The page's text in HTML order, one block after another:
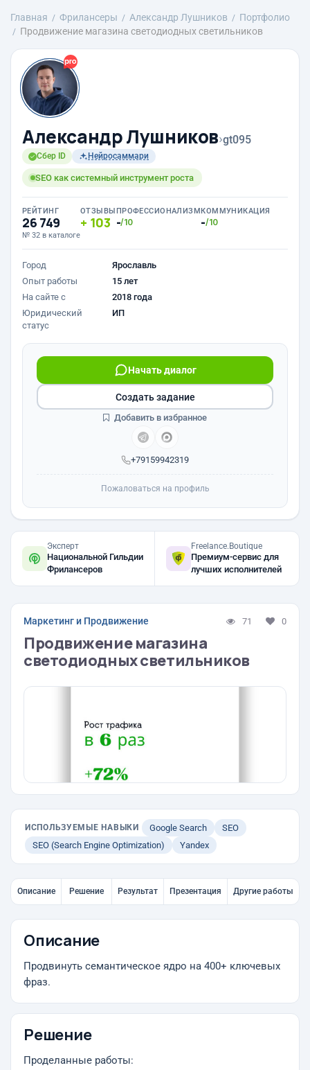
Главная Фрилансеры Александр Лушников
Портфолио
Продвижение магазина светодиодных светильников
Александр Лушников›gt095
Сбер ID Нейросаммари
SEO как системный инструмент роста
РЕЙТИНГ
26 749
№ 32 в каталоге
ОТЗЫВЫ
103
ПРОФЕССИОНАЛИЗМ
-/10
КОММУНИКАЦИЯ
-/10
Город
Ярославль
Опыт работы
15 лет
На сайте с
2018 года
Юридический
статус
ИП
+79159942319
Начать диалог
Создать задание
Добавить в избранное
Пожаловаться на профиль
Эксперт
Национальной Гильдии
Фрилансеров
Freelance.Boutique
Премиум-сервис для
лучших исполнителей
Маркетинг и Продвижение 71 0
Продвижение магазина
светодиодных светильников
ИСПОЛЬЗУЕМЫЕ НАВЫКИ Google Search
SEO
SEO (Search Engine Optimization)
Yandex
Описание Решение Результат Презентация Другие работы
Описание
Продвинуть семантическое ядро на 400+ ключевых
фраз.
Решение
Проделанные работы: